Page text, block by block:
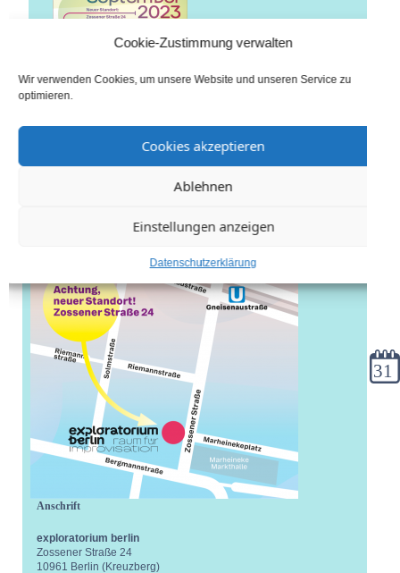
Cookie-Zustimmung verwalten
Wir verwenden Cookies, um unsere Website und unseren Service zu
optimieren.
Cookies akzeptieren
Ablehnen
Einstellungen anzeigen
Datenschutzerklärung
Anschrift
exploratorium berlin
Zossener Straße 24
10961 Berlin (Kreuzberg)